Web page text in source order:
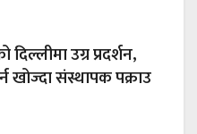
दिल्लीमा उग्र प्रदर्शन,
खोज्दा संस्थापक पक्राउ